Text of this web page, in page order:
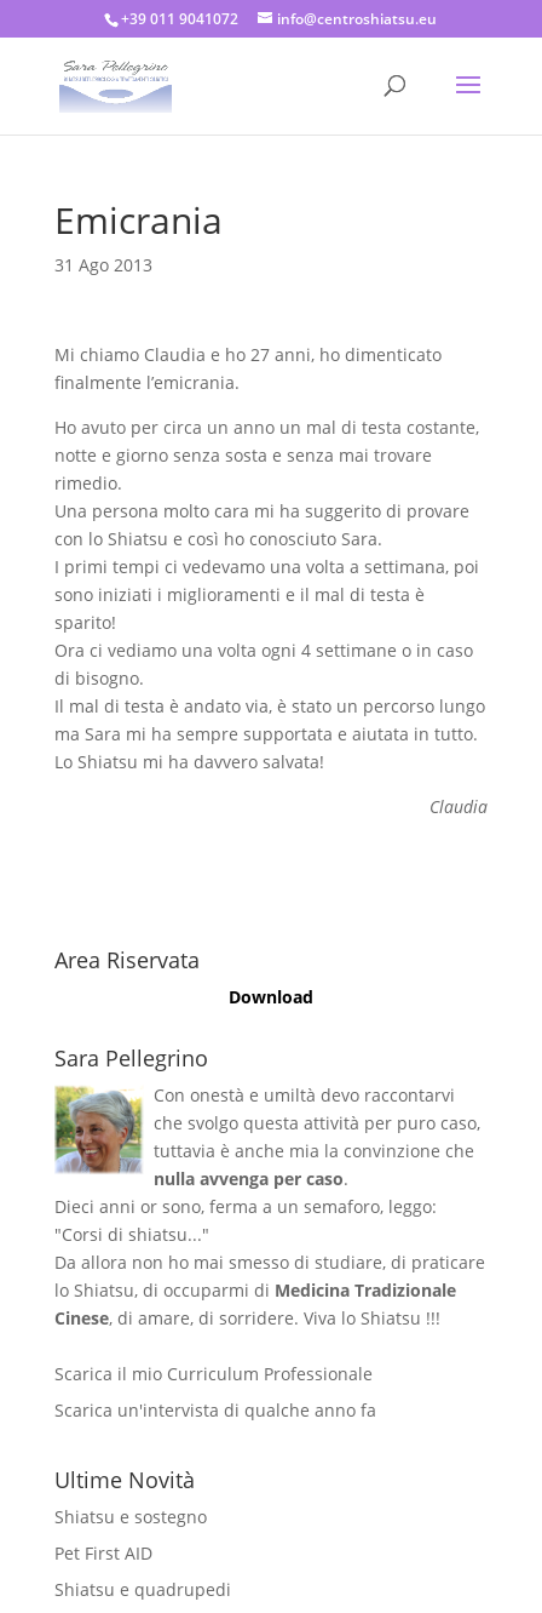
+39 011 9041072 info@centroshiatsu.eu
Emicrania
31 Ago 2013
Mi chiamo Claudia e ho 27 anni, ho dimenticato
finalmente l’emicrania.
Ho avuto per circa un anno un mal di testa costante,
notte e giorno senza sosta e senza mai trovare
rimedio.
Una persona molto cara mi ha suggerito di provare
con lo Shiatsu e così ho conosciuto Sara.
I primi tempi ci vedevamo una volta a settimana, poi
sono iniziati i miglioramenti e il mal di testa è
sparito!
Ora ci vediamo una volta ogni 4 settimane o in caso
di bisogno.
Il mal di testa è andato via, è stato un percorso lungo
ma Sara mi ha sempre supportata e aiutata in tutto.
Lo Shiatsu mi ha davvero salvata!
Claudia
Area Riservata
Download
Sara Pellegrino
Con onestà e umiltà devo raccontarvi
che svolgo questa attività per puro caso,
tuttavia è anche mia la convinzione che
nulla avvenga per caso.
Dieci anni or sono, ferma a un semaforo, leggo:
"Corsi di shiatsu..."
Da allora non ho mai smesso di studiare, di praticare
lo Shiatsu, di occuparmi di Medicina Tradizionale
Cinese, di amare, di sorridere. Viva lo Shiatsu !!!
Scarica il mio Curriculum Professionale
Scarica un'intervista di qualche anno fa
Ultime Novità
Shiatsu e sostegno
Pet First AID
Shiatsu e quadrupedi